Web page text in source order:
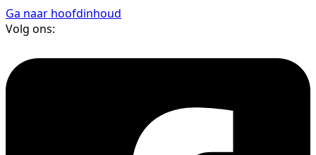
Ga naar hoofdinhoud
Volg ons: